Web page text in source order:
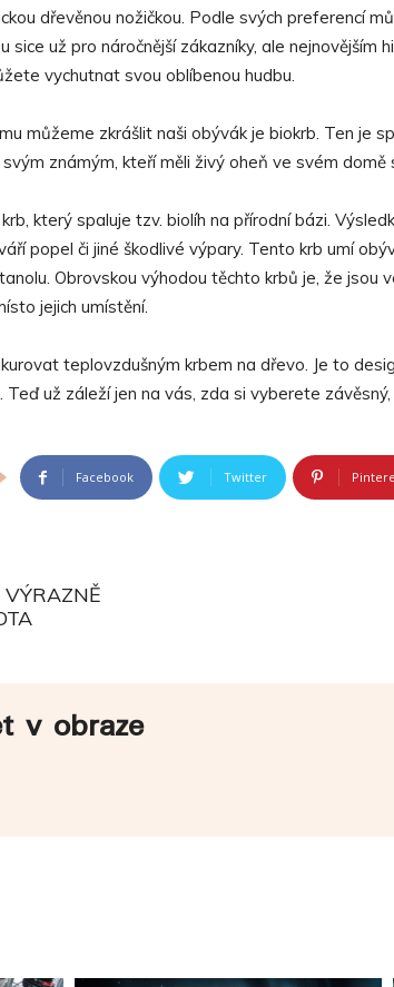
dřevěnou nožičkou. Podle svých preferencí
sice už pro náročnější zákazníky, ale nejnovějším
vychutnat svou oblíbenou hudbu.
můžeme zkrášlit naši obývák je biokrb. Ten je
známým, kteří měli živý oheň ve svém domě
který spaluje tzv. biolíh na přírodní bázi.
popel či jiné škodlivé výpary. Tento krb umí
Obrovskou výhodou těchto krbů je, že jsou
jejich umístění.
teplovzdušným krbem na dřevo. Je to
už záleží jen na vás, zda si vyberete
Facebook Twitter
VÝRAZNĚ
v obraze